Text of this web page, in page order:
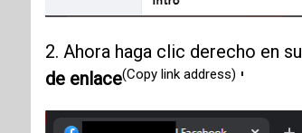
2. Ahora haga clic derecho en su
de enlace(Copy link address) '